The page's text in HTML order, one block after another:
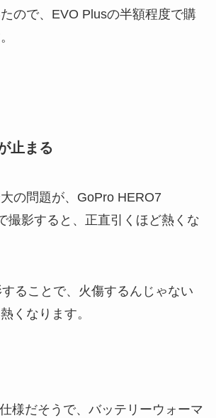
ので、EVO Plusの半額程度で購
止まる
の問題が、GoPro HERO7
撮影すると、正直引くほど熱くな
ることで、火傷するんじゃない
くなります。
様だそうで、バッテリーウォーマ